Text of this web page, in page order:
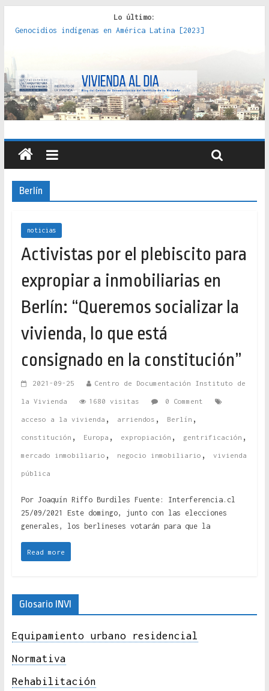
Lo último:
Genocidios indígenas en América Latina [2023]
políticas, prácticas y representaciones [2022]
crítica de las fronteras latinoamericanas [2020]
Criterios técnicos para una vivienda adecuada [2019]
Red de consultorios de la Caja del Seguro Obrero en
Santiago : un patrimonio emblemático [2014]
Berlín
noticias
Activistas por el plebiscito para
expropiar a inmobiliarias en
Berlín: “Queremos socializar la
vivienda, lo que está
consignado en la constitución”
2021-09-25 Centro de Documentación Instituto de
la Vivienda 1680 visitas 0 Comment
acceso a la vivienda , arriendos , Berlín ,
constitución , Europa , expropiación , gentrificación ,
mercado inmobiliario , negocio inmobiliario , vivienda
pública
Por Joaquín Riffo Burdiles Fuente: Interferencia.cl
25/09/2021 Este domingo, junto con las elecciones
generales, los berlineses votarán para que la
Read more
Glosario INVI
Equipamiento urbano residencial
Normativa
Rehabilitación